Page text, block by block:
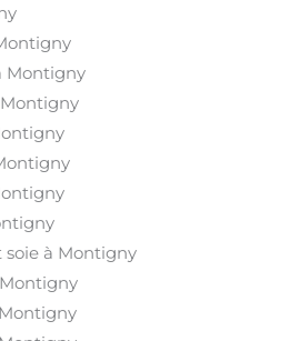
Montigny
soie à Montigny